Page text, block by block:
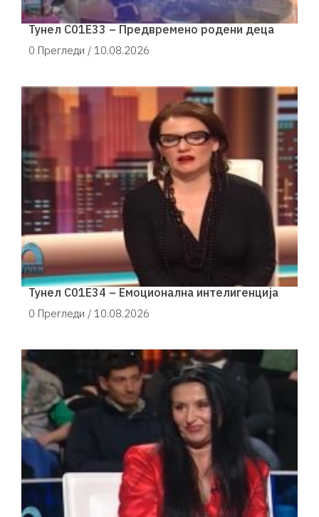
Тунел С01Е33 – Предвремено родени деца
0 Прегледи / 10.08.2026
Тунел С01Е34 – Емоционална интелигенција
0 Прегледи / 10.08.2026